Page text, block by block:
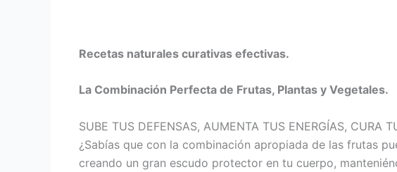
Recetas naturales curativas efectivas.
La Combinación Perfecta de Frutas, Plantas y Vegetales.
SUBE TUS DEFENSAS, AUMENTA TUS ENERGÍAS, CURA
¿Sabías que con la combinación apropiada de las frutas
creando un gran escudo protector en tu cuerpo,